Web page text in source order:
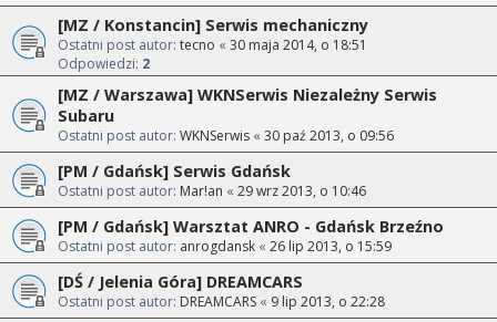
[MZ / Konstancin] Serwis mechaniczny
Ostatni post autor: tecno « 30 maja 2014, o 18:51
Odpowiedzi: 2
[MZ / Warszawa] WKNSerwis Niezależny Serwis
Subaru
Ostatni post autor: WKNSerwis « 30 paź 2013, o 09:56
[PM / Gdańsk] Serwis Gdańsk
Ostatni post autor: Mar!an « 29 wrz 2013, o 10:46
[PM / Gdańsk] Warsztat ANRO - Gdańsk Brzeźno
Ostatni post autor: anrogdansk « 26 lip 2013, o 15:59
[DŚ / Jelenia Góra] DREAMCARS
Ostatni post autor: DREAMCARS « 9 lip 2013, o 22:28